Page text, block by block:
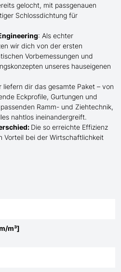
gelocht, mit passgenauen
Schlossdichtung für
: Als echter
wir dich von der ersten
Vorbemessungen und
unseres hauseigenen
liefern dir das gesamte Paket – von
Eckprofile, Gurtungen und
Ramm- und Ziehtechnik,
nahtlos ineinandergreift.
Die so erreichte Effizienz
Vorteil bei der Wirtschaftlichkeit
m³]